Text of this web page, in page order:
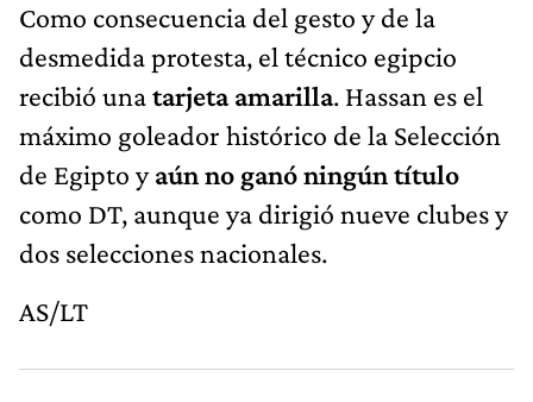
Como consecuencia del gesto y de la
desmedida protesta, el técnico egipcio
recibió unatarjeta amarilla. Hassan es el
máximo goleador histórico de la Selección
de Egipto yaún no ganó ningún título
como DT, aunque ya dirigió nueve clubes y
dos selecciones nacionales.
AS/LT